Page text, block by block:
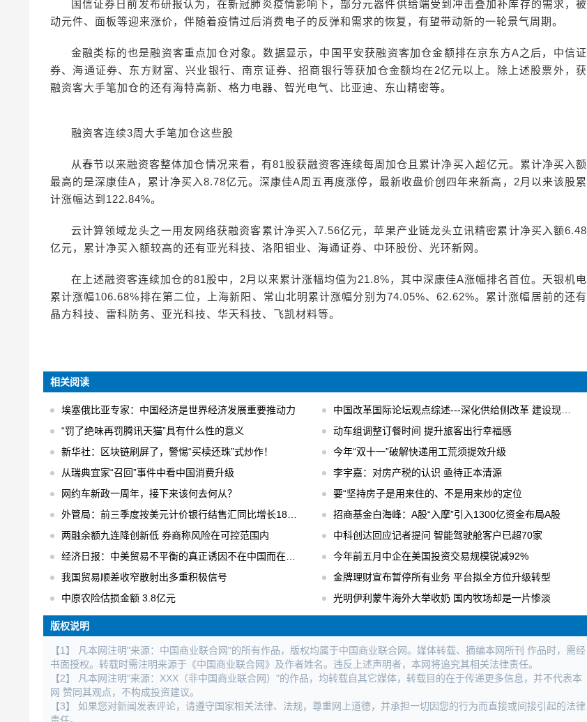
国信证券日前发布研报认为，在新冠肺炎疫情影响下，部分元器件供给端受到冲击叠加补库存的需求，被
动元件、面板等迎来涨价，伴随着疫情过后消费电子的反弹和需求的恢复，有望带动新的一轮景气周期。
金融类标的也是融资客重点加仓对象。数据显示，中国平安获融资客加仓金额排在京东方A之后，中信证
券、海通证券、东方财富、兴业银行、南京证券、招商银行等获加仓金额均在2亿元以上。除上述股票外，获
融资客大手笔加仓的还有海特高新、格力电器、智光电气、比亚迪、东山精密等。
融资客连续3周大手笔加仓这些股
从春节以来融资客整体加仓情况来看，有81股获融资客连续每周加仓且累计净买入超亿元。累计净买入额
最高的是深康佳A，累计净买入8.78亿元。深康佳A周五再度涨停，最新收盘价创四年来新高，2月以来该股累
计涨幅达到122.84%。
云计算领域龙头之一用友网络获融资客累计净买入7.56亿元，苹果产业链龙头立讯精密累计净买入额6.48
亿元，累计净买入额较高的还有亚光科技、洛阳钼业、海通证券、中环股份、光环新网。
在上述融资客连续加仓的81股中，2月以来累计涨幅均值为21.8%，其中深康佳A涨幅排名首位。天银机电
累计涨幅106.68%排在第二位，上海新阳、常山北明累计涨幅分别为74.05%、62.62%。累计涨幅居前的还有
晶方科技、雷科防务、亚光科技、华天科技、飞凯材料等。
相关阅读
埃塞俄比亚专家：中国经济是世界经济发展重要推动力
中国改革国际论坛观点综述---深化供给侧改革 建设现代化经济体系
“罚了绝味再罚腾讯天猫”具有什么性的意义
动车组调整订餐时间 提升旅客出行幸福感
新华社：区块链刷屏了，警惕“买椟还珠”式炒作！
今年“双十一”破解快递用工荒须提效升级
从瑞典宜家“召回”事件中看中国消费升级
李宇嘉：对房产税的认识 亟待正本清源
网约车新政一周年，接下来该何去何从？
要“坚持房子是用来住的、不是用来炒的定位
外管局：前三季度按美元计价银行结售汇同比增长18% 结售汇逆差下降75%
招商基金白海峰：A股“入摩”引入1300亿资金布局A股
两融余额九连降创新低 券商称风险在可控范围内
中科创达回应记者提问 智能驾驶舱客户已超70家
经济日报：中美贸易不平衡的真正诱因不在中国而在美国
今年前五月中企在美国投资交易规模锐减92%
我国贸易顺差收窄散射出多重积极信号
金牌理财宣布暂停所有业务 平台拟全方位升级转型
中原农险估损金额 3.8亿元
光明伊利蒙牛海外大举收奶 国内牧场却是一片惨淡
版权说明
【1】 凡本网注明"来源：中国商业联合网"的所有作品，版权均属于中国商业联合网。媒体转载、摘编本网所刊 作品时，需经
书面授权。转载时需注明来源于《中国商业联合网》及作者姓名。违反上述声明者，本网将追究其相关法律责任。
【2】 凡本网注明"来源：XXX（非中国商业联合网）"的作品，均转载自其它媒体，转载目的在于传递更多信息，并不代表本
网 赞同其观点，不构成投资建议。
【3】 如果您对新闻发表评论，请遵守国家相关法律、法规，尊重网上道德，并承担一切因您的行为而直接或间接引起的法律